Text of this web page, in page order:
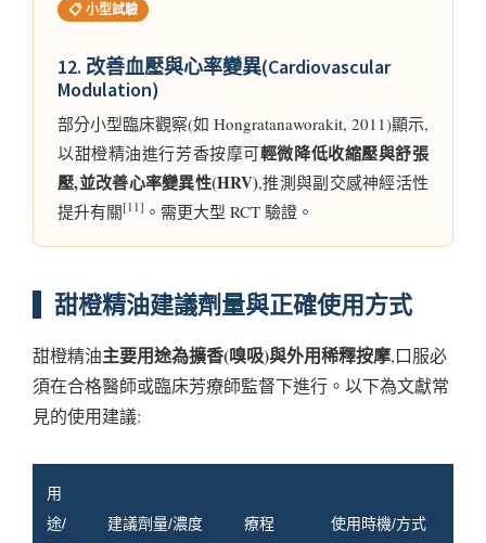
📋 小型試驗
12. 改善血壓與心率變異(Cardiovascular
Modulation)
部分小型臨床觀察(如 Hongratanaworakit, 2011)顯示,
以甜橙精油進行芳香按摩可輕微降低收縮壓與舒張
壓,並改善心率變異性(HRV),推測與副交感神經活性
提升有關[11] 。需更大型 RCT 驗證。
甜橙精油建議劑量與正確使用方式
甜橙精油主要用途為擴香(嗅吸)與外用稀釋按摩,口服必
須在合格醫師或臨床芳療師監督下進行。以下為文獻常
見的使用建議:
用
途/
建議劑量/濃度 療程 使用時機/方式